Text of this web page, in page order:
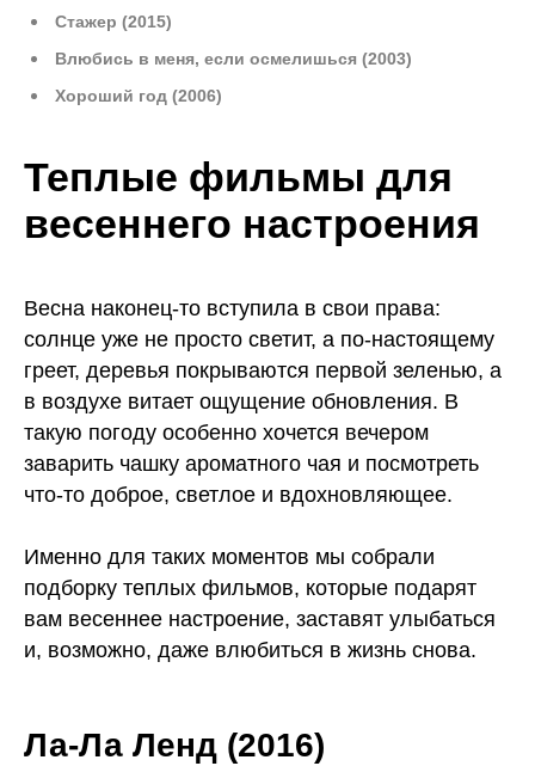
Стажер (2015)
Влюбись в меня, если осмелишься (2003)
Хороший год (2006)
Теплые фильмы для
весеннего настроения
Весна наконец-то вступила в свои права:
солнце уже не просто светит, а по-настоящему
греет, деревья покрываются первой зеленью, а
в воздухе витает ощущение обновления. В
такую погоду особенно хочется вечером
заварить чашку ароматного чая и посмотреть
что-то доброе, светлое и вдохновляющее.
Именно для таких моментов мы собрали
подборку теплых фильмов, которые подарят
вам весеннее настроение, заставят улыбаться
и, возможно, даже влюбиться в жизнь снова.
Ла-Ла Ленд (2016)